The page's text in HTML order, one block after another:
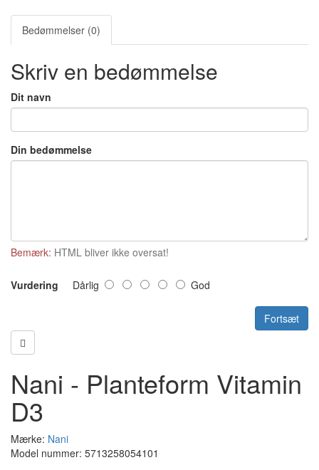
Bedømmelser (0)
Skriv en bedømmelse
Dit navn
Din bedømmelse
Bemærk: HTML bliver ikke oversat!
Vurdering Dårlig God
Fortsæt
Nani - Planteform Vitamin
D3
Mærke: Nani
Model nummer: 5713258054101